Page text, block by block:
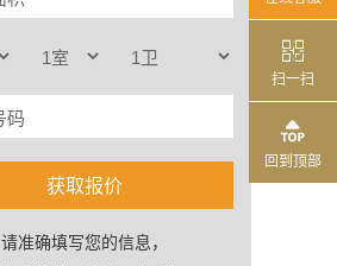
获取报价
请准确填写您的信息，

扫一扫

回到顶部